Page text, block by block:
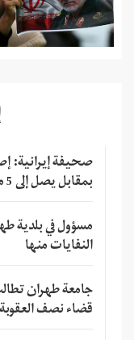
صحيفة إيرانية:
بمقابل يصل إلى 5 ملايين تومان
مسؤول في بلدية
النفايات منها
جامعة طهران
قضاء نصف